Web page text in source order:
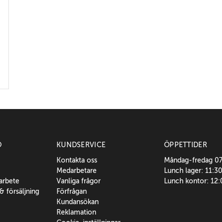
försäljning
KUNDSERVICE
Kontakta oss
Medarbetare
Vanliga frågor
Förfrågan
Kundansökan
Reklamation
ÖPPETTIDER
Måndag-fredag
Lunch lager:
Lunch kontor: